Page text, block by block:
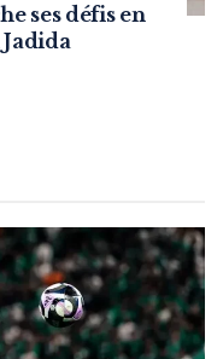
ses défis en